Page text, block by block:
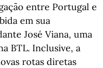
entre Portugal e
em sua
José Viana, uma
BTL. Inclusive, a
rotas diretas